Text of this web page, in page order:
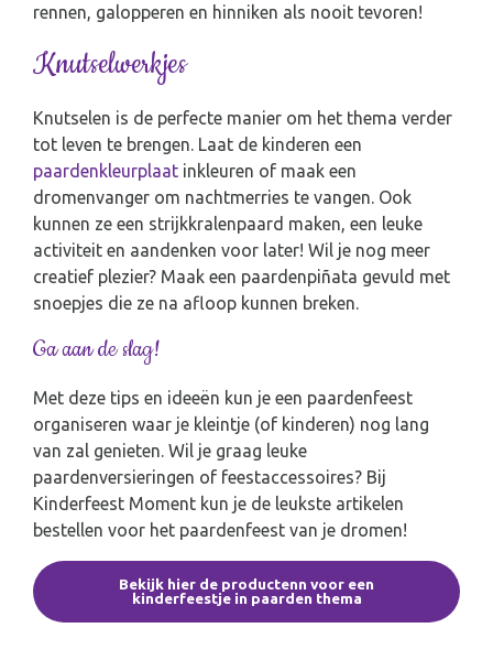
rennen, galopperen en hinniken als nooit tevoren!
Knutselwerkjes
Knutselen is de perfecte manier om het thema verder
tot leven te brengen. Laat de kinderen een
paardenkleurplaat inkleuren of maak een
dromenvanger om nachtmerries te vangen. Ook
kunnen ze een strijkkralenpaard maken, een leuke
activiteit en aandenken voor later! Wil je nog meer
creatief plezier? Maak een paardenpiñata gevuld met
snoepjes die ze na afloop kunnen breken.
Ga aan de slag!
Met deze tips en ideeën kun je een paardenfeest
organiseren waar je kleintje (of kinderen) nog lang
van zal genieten. Wil je graag leuke
paardenversieringen of feestaccessoires? Bij
Kinderfeest Moment kun je de leukste artikelen
bestellen voor het paardenfeest van je dromen!
Bekijk hier de productenn voor een
kinderfeestje in paarden thema